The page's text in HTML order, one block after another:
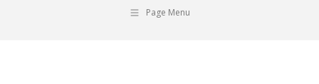
Page Menu